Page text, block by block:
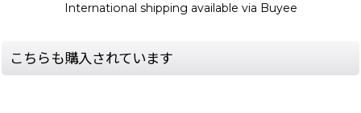
International shipping available via Buyee
こちらも購入されています